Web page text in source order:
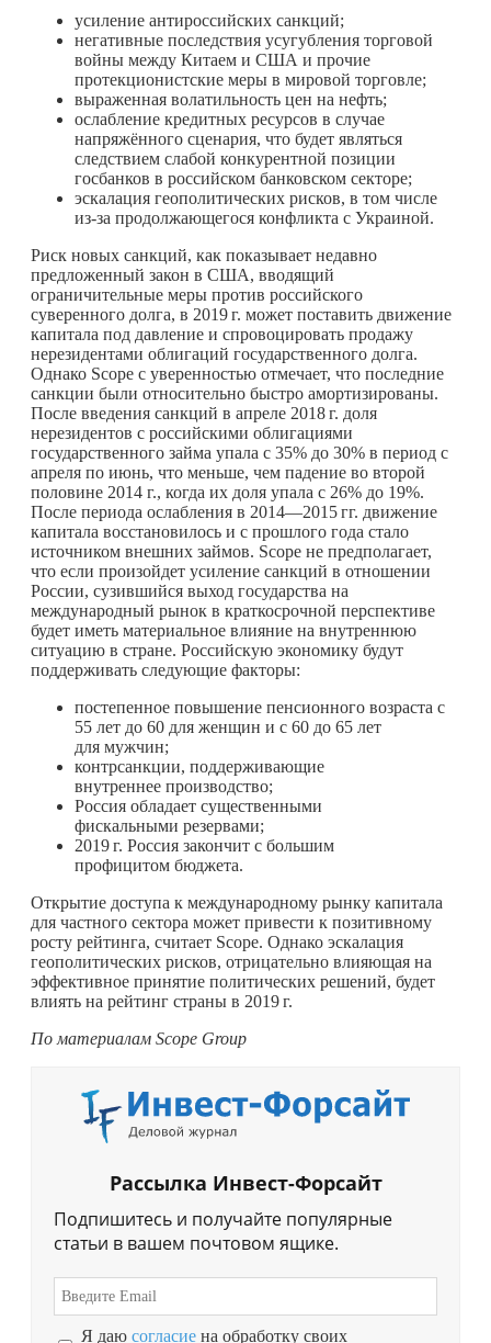
усиление антироссийских санкций;
негативные последствия усугубления торговой
войны между Китаем и США и прочие
протекционистские меры в мировой торговле;
выраженная волатильность цен на нефть;
ослабление кредитных ресурсов в случае
напряжённого сценария, что будет являться
следствием слабой конкурентной позиции
госбанков в российском банковском секторе;
эскалация геополитических рисков, в том числе
из-за продолжающегося конфликта с Украиной.
Риск новых санкций, как показывает недавно
предложенный закон в США, вводящий
ограничительные меры против российского
суверенного долга, в 2019 г. может поставить движение
капитала под давление и спровоцировать продажу
нерезидентами облигаций государственного долга.
Однако Scope с уверенностью отмечает, что последние
санкции были относительно быстро амортизированы.
После введения санкций в апреле 2018 г. доля
нерезидентов с российскими облигациями
государственного займа упала с 35% до 30% в период с
апреля по июнь, что меньше, чем падение во второй
половине 2014 г., когда их доля упала с 26% до 19%.
После периода ослабления в 2014—2015 гг. движение
капитала восстановилось и с прошлого года стало
источником внешних займов. Scope не предполагает,
что если произойдет усиление санкций в отношении
России, сузившийся выход государства на
международный рынок в краткосрочной перспективе
будет иметь материальное влияние на внутреннюю
ситуацию в стране. Российскую экономику будут
поддерживать следующие факторы:
постепенное повышение пенсионного возраста с
55 лет до 60 для женщин и с 60 до 65 лет
для мужчин;
контрсанкции, поддерживающие
внутреннее производство;
Россия обладает существенными
фискальными резервами;
2019 г. Россия закончит с большим
профицитом бюджета.
Открытие доступа к международному рынку капитала
для частного сектора может привести к позитивному
росту рейтинга, считает Scope. Однако эскалация
геополитических рисков, отрицательно влияющая на
эффективное принятие политических решений, будет
влиять на рейтинг страны в 2019 г.
По материалам Scope Group
Рассылка Инвест-Форсайт
Подпишитесь и получайте популярные
статьи в вашем почтовом ящике.
Я даю согласие на обработку своих